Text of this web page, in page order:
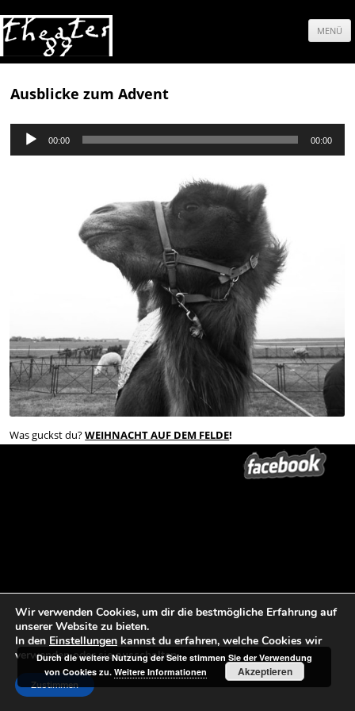
MENÜ
Springe
Inhalt
Ausblicke zum Advent
Audio-
Player
00:00 00:00
Was guckst du?WEIHNACHT AUF DEM FELDE!
Na, am 15. / 16. / 17. Dezember 2017 in Naugarten
Beitrags-Navigation
←MICHAEL KOHLHAAS 2017 in
Jüterbog und HEIDEN 2018 in
Biesenbrow
WEIHNACHT AUF DEM FELDE in
Naugarten
Wir verwenden Cookies, um dir die bestmögliche Erfahrung auf
unserer Website zu bieten.
In den Einstellungen kannst du erfahren, welche Cookies wir
verwenden oder sie ausschalten.
Zustimmen
Durch die weitere Nutzung der Seite stimmen Sie der Verwendung
von Cookies zu.Weitere Informationen Akzeptieren